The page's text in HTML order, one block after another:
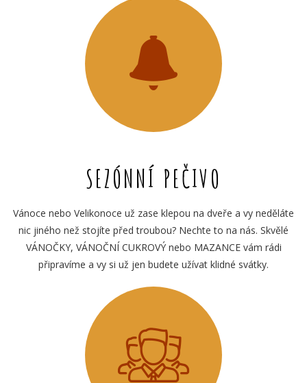
SEZÓNNÍ PEČIVO
Vánoce nebo Velikonoce už zase klepou na dveře a vy neděláte
nic jiného než stojíte před troubou? Nechte to na nás. Skvělé
VÁNOČKY, VÁNOČNÍ CUKROVÝ nebo MAZANCE vám rádi
připravíme a vy si už jen budete užívat klidné svátky.